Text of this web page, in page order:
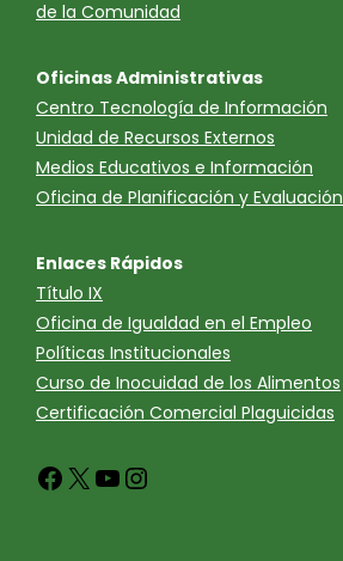
de la Comunidad
Oficinas Administrativas
Centro Tecnología de Información
Unidad de Recursos Externos
Medios Educativos e Información
Oficina de Planificación y Evaluación
Enlaces Rápidos
Título IX
Oficina de Igualdad en el Empleo
Políticas Institucionales
Curso de Inocuidad de los Alimentos
Certificación Comercial Plaguicidas
Facebook
X YouTube